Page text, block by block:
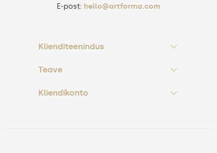
E-post: hello@artforma.com
Klienditeenindus
Teave
Kliendikonto